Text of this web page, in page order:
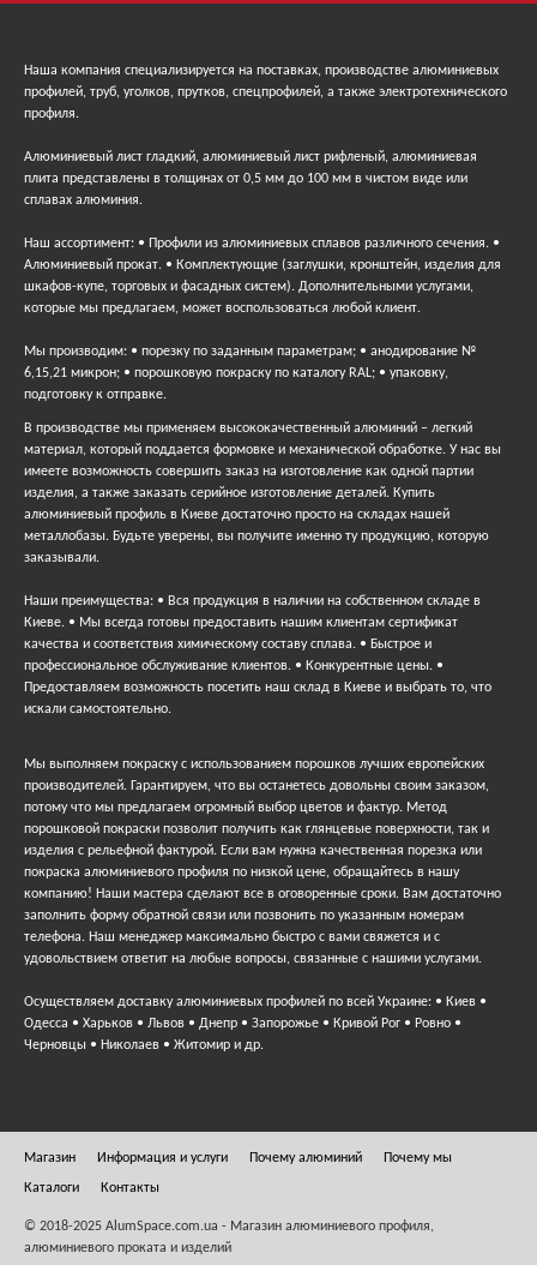
Наша компания специализируется на поставках, производстве алюминиевых
профилей, труб, уголков, прутков, спецпрофилей, а также электротехнического
профиля.
Алюминиевый лист гладкий, алюминиевый лист рифленый, алюминиевая
плита представлены в толщинах от 0,5 мм до 100 мм в чистом виде или
сплавах алюминия.
Наш ассортимент: • Профили из алюминиевых сплавов различного сечения. •
Алюминиевый прокат. • Комплектующие (заглушки, кронштейн, изделия для
шкафов-купе, торговых и фасадных систем). Дополнительными услугами,
которые мы предлагаем, может воспользоваться любой клиент.
Мы производим: • порезку по заданным параметрам; • анодирование №
6,15,21 микрон; • порошковую покраску по каталогу RAL; • упаковку,
подготовку к отправке.
В производстве мы применяем высококачественный алюминий – легкий
материал, который поддается формовке и механической обработке. У нас вы
имеете возможность совершить заказ на изготовление как одной партии
изделия, а также заказать серийное изготовление деталей. Купить
алюминиевый профиль в Киеве достаточно просто на складах нашей
металлобазы. Будьте уверены, вы получите именно ту продукцию, которую
заказывали.
Наши преимущества: • Вся продукция в наличии на собственном складе в
Киеве. • Мы всегда готовы предоставить нашим клиентам сертификат
качества и соответствия химическому составу сплава. • Быстрое и
профессиональное обслуживание клиентов. • Конкурентные цены. •
Предоставляем возможность посетить наш склад в Киеве и выбрать то, что
искали самостоятельно.
Мы выполняем покраску с использованием порошков лучших европейских
производителей. Гарантируем, что вы останетесь довольны своим заказом,
потому что мы предлагаем огромный выбор цветов и фактур. Метод
порошковой покраски позволит получить как глянцевые поверхности, так и
изделия с рельефной фактурой. Если вам нужна качественная порезка или
покраска алюминиевого профиля по низкой цене, обращайтесь в нашу
компанию! Наши мастера сделают все в оговоренные сроки. Вам достаточно
заполнить форму обратной связи или позвонить по указанным номерам
телефона. Наш менеджер максимально быстро с вами свяжется и с
удовольствием ответит на любые вопросы, связанные с нашими услугами.
Осуществляем доставку алюминиевых профилей по всей Украине: • Киев •
Одесса • Харьков • Львов • Днепр • Запорожье • Кривой Рог • Ровно •
Черновцы • Николаев • Житомир и др.
Магазин Информация и услуги Почему алюминий Почему мы
Каталоги Контакты
© 2018-2025 AlumSpace.com.ua - Магазин алюминиевого профиля,
алюминиевого проката и изделий